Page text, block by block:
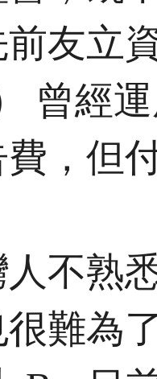
友立
曾經
，但
不熟
難為